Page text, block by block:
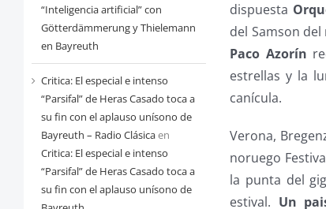
“Inteligencia artificial” con
Götterdämmerung y Thielemann
en Bayreuth
Critica: El especial e intenso
“Parsifal” de Heras Casado toca a
su fin con el aplauso unísono de
Bayreuth – Radio Clásicaen
Critica: El especial e intenso
“Parsifal” de Heras Casado toca a
su fin con el aplauso unísono de
dispuesta
del Samson
Paco Azorín
estrellas y la
canícula.
Verona,
noruego
la punta del
estival. Un